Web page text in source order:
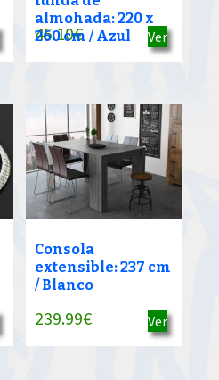
almohada: 220 x
260 cm / Azul
45.10€ Ver
Consola
extensible: 237 cm
/ Blanco
239.99€ Ver